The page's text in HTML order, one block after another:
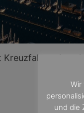
Wir
und die